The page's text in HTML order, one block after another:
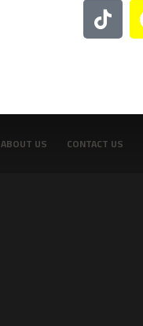
CONTACT US
ABOUT US